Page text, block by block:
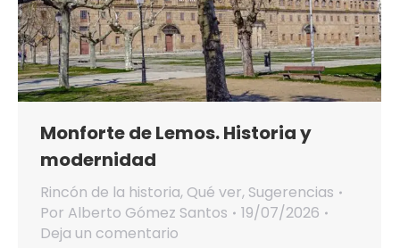
Monforte de Lemos. Historia y
modernidad
Rincón de la historia, Qué ver, Sugerencias
Por Alberto Gómez Santos
19/07/2026
Deja un comentario